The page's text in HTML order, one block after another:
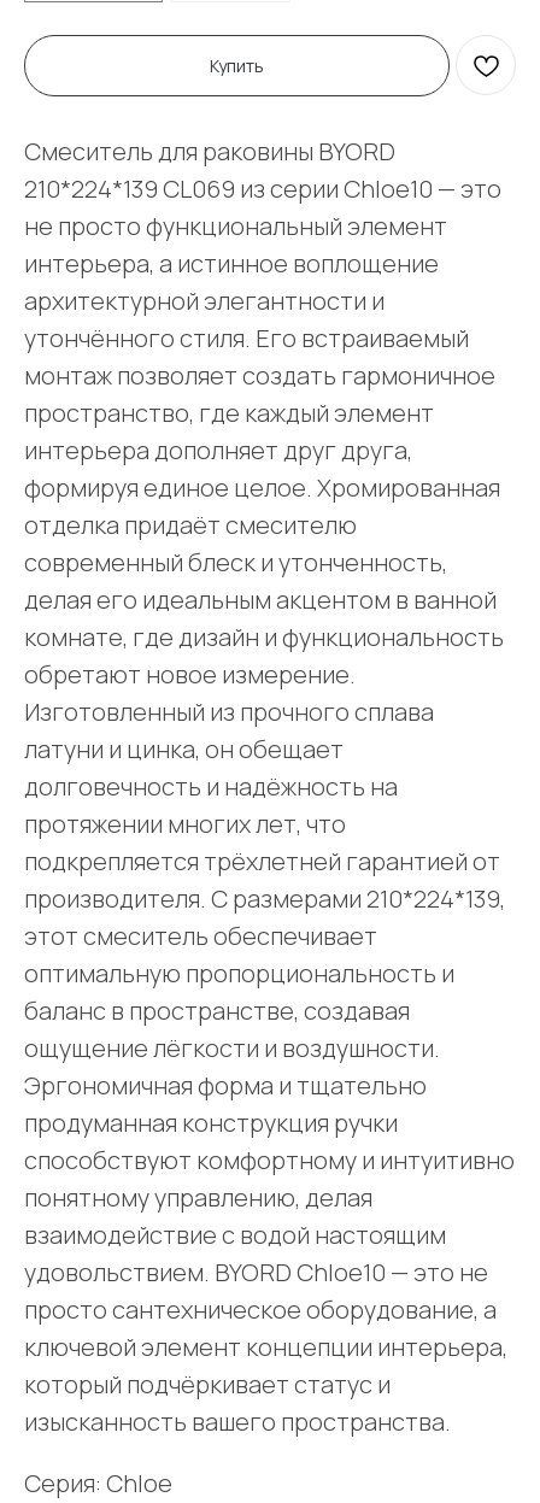
Купить
Смеситель для раковины BYORD
210*224*139 CL069 из серии Chloe10 — это
не просто функциональный элемент
интерьера, а истинное воплощение
архитектурной элегантности и
утончённого стиля. Его встраиваемый
монтаж позволяет создать гармоничное
пространство, где каждый элемент
интерьера дополняет друг друга,
формируя единое целое. Хромированная
отделка придаёт смесителю
современный блеск и утонченность,
делая его идеальным акцентом в ванной
комнате, где дизайн и функциональность
обретают новое измерение.
Изготовленный из прочного сплава
латуни и цинка, он обещает
долговечность и надёжность на
протяжении многих лет, что
подкрепляется трёхлетней гарантией от
производителя. С размерами 210*224*139,
этот смеситель обеспечивает
оптимальную пропорциональность и
баланс в пространстве, создавая
ощущение лёгкости и воздушности.
Эргономичная форма и тщательно
продуманная конструкция ручки
способствуют комфортному и интуитивно
понятному управлению, делая
взаимодействие с водой настоящим
удовольствием. BYORD Chloe10 — это не
просто сантехническое оборудование, а
ключевой элемент концепции интерьера,
который подчёркивает статус и
изысканность вашего пространства.
Серия: Chloe